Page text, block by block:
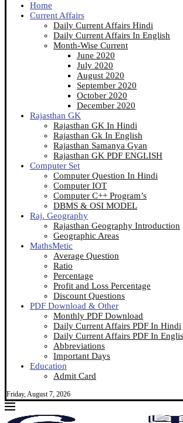
Home
Current Affairs
Daily Current Affairs Hindi
Daily Current Affairs In English
Month-Wise Current
June 2020
July 2020
August 2020
September 2020
October 2020
December 2020
Rajasthan GK
Rajasthan GK In Hindi
Rajasthan Gk In English
Rajasthan Samanya Gyan
Rajasthan GK PDF ENGLISH
Computer Set
Computer Question In Hindi
Computer IOT
Computer C++ Program’s
DBMS & OSI MODEL
Raj. Geography
Rajasthan Geography Introduction
Geographic Areas
MathsMetic
Average Question
Ratio
Percentage
Profit and Loss Percentage
Discount Questions
PDF Download & Other
Monthly PDF Download
Daily Current Affairs PDF In Hindi
Daily Current Affairs PDF In
Abbreviations
Important Days
Education
Admit Card
Friday, August 7, 2026